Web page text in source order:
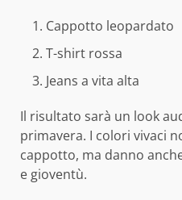
Cappotto leopardato
T-shirt rossa
Jeans a vita alta
Il risultato sarà un look
primavera. I colori vivaci
cappotto, ma danno
e gioventù.